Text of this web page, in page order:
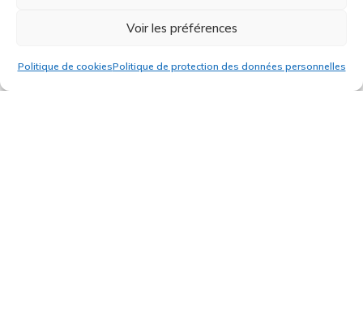
Voir les préférences
Politique de cookiesPolitique de protection des données personnelles